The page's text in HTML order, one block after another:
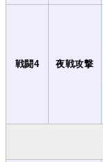
戦闘4 夜戦攻撃